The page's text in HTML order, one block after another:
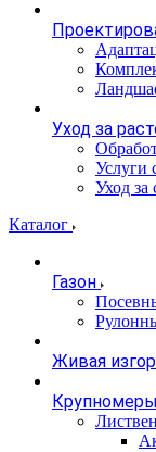
Уход за
Услуги
Уход за
Каталог
Газон
Живая
Крупномеры